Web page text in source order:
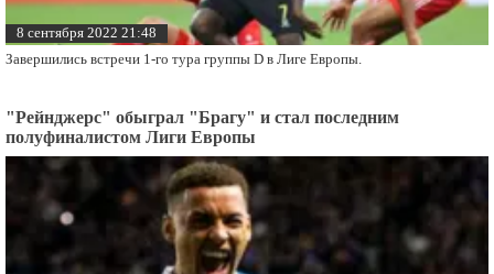
8 сентября 2022 21:48
Завершились встречи 1-го тура группы D в Лиге Европы.
"Рейнджерс" обыграл "Брагу" и стал последним
полуфиналистом Лиги Европы